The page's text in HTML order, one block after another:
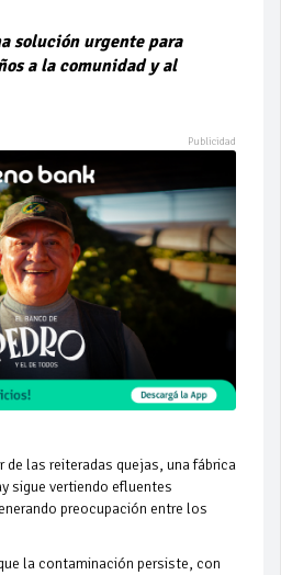
solución urgente para
a la comunidad y al
de las reiteradas quejas, una fábrica
sigue vertiendo efluentes
preocupación entre los
la contaminación persiste, con